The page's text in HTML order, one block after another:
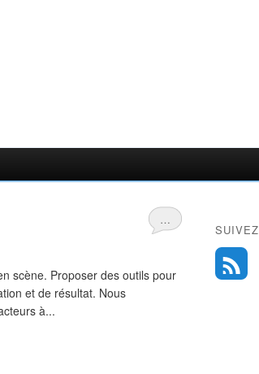
…
scène. Proposer des outils pour
et de résultat. Nous
à...